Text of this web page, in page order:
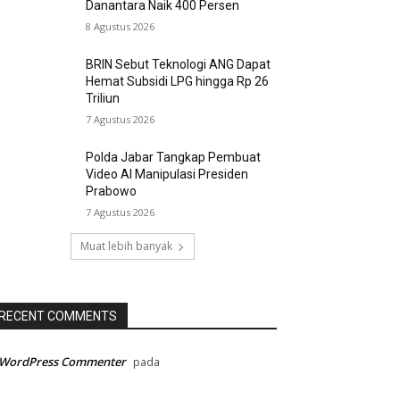
Danantara Naik 400 Persen
8 Agustus 2026
BRIN Sebut Teknologi ANG Dapat
Hemat Subsidi LPG hingga Rp 26
Triliun
7 Agustus 2026
Polda Jabar Tangkap Pembuat
Video AI Manipulasi Presiden
Prabowo
7 Agustus 2026
Muat lebih banyak
COMMENTS
Commenter pada